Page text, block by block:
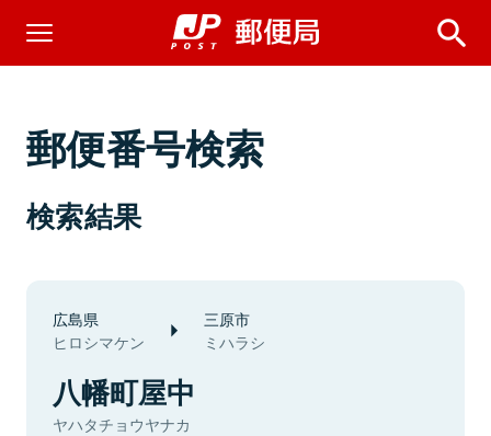
郵便番号検索
検索結果
広島県
ヒロシマケン
三原市
ミハラシ
八幡町屋中
ヤハタチョウヤナカ